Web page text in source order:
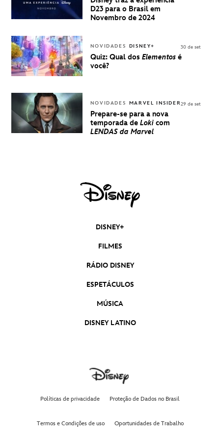
BRASIL -
UMA
DISNEY
D23 para o Brasil em
Novembro de 2024
NOVIDADES DISNEY+
Quiz: Qual dos Elementos é
você?
30 de set
NOVIDADES MARVEL INSIDER
Prepare-se para a nova
temporada de Loki com
LENDAS da Marvel
29 de set
DISNEY+
FILMES
RÁDIO DISNEY
ESPETÁCULOS
MÚSICA
DISNEY LATINO
Políticas de privacidade Proteção de Dados no Brasil
Termos e Condições de uso Oportunidades de Trabalho